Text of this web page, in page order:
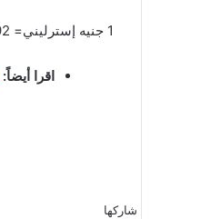
1 جنيه إسترليني= 4492 ليرة سورية.
اقرا أيضاً:
شاركها